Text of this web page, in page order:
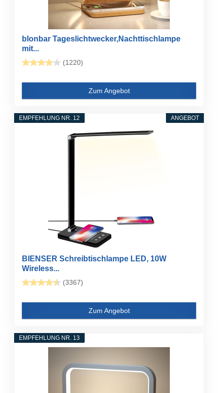
blonbar Tageslichtwecker,Nachttischlampe
mit...
(1220)
Zum Angebot
ANGEBOT
EMPFEHLUNG NR. 12
BIENSER Schreibtischlampe LED, 10W
Wireless...
(3367)
Zum Angebot
EMPFEHLUNG NR. 13